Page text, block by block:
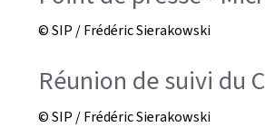
© SIP / Frédéric Sierakowski
Réunion de suivi du
© SIP / Frédéric Sierakowski